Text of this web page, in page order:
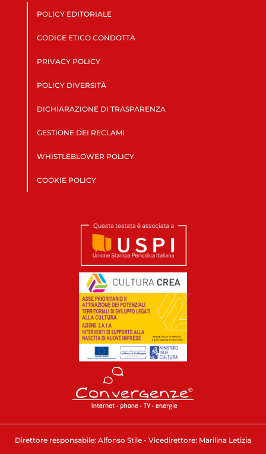
POLICY EDITORIALE
CODICE ETICO CONDOTTA
PRIVACY POLICY
POLICY DIVERSITÀ
DICHIARAZIONE DI TRASPARENZA
GESTIONE DEI RECLAMI
WHISTLEBLOWER POLICY
COOKIE POLICY
Direttore responsabile: Alfonso Stile - Vicedirettore: Marilina Letizia